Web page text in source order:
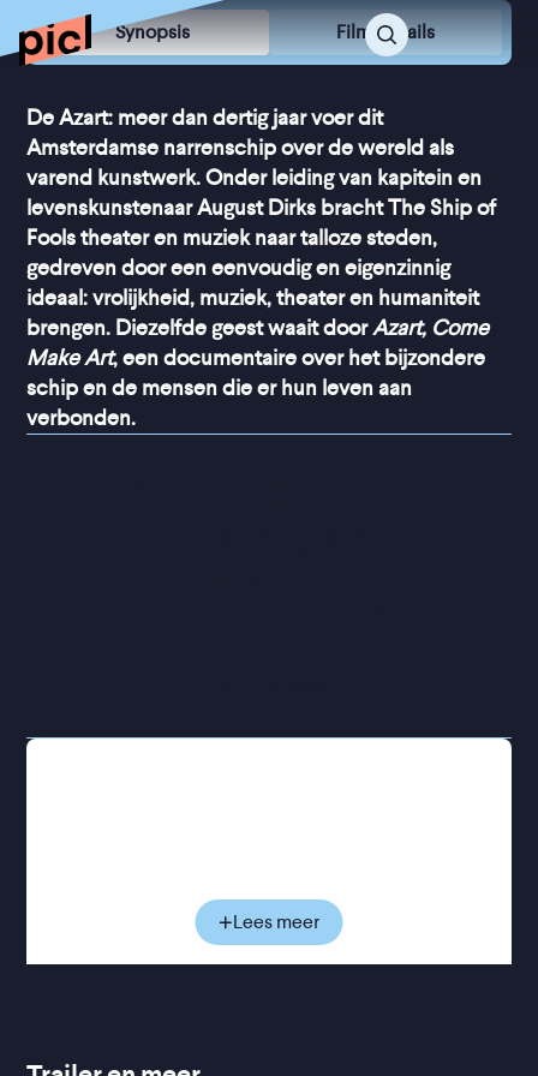
Synopsis Film Details
De Azart: meer dan dertig jaar voer dit
Amsterdamse narrenschip over de wereld als
varend kunstwerk. Onder leiding van kapitein en
levenskunstenaar August Dirks bracht The Ship of
Fools theater en muziek naar talloze steden,
gedreven door een eenvoudig en eigenzinnig
ideaal: vrolijkheid, muziek, theater en humaniteit
brengen. Diezelfde geest waait doorAzart, Come
Make Art, een documentaire over het bijzondere
schip en de mensen die er hun leven aan
verbonden.
August wilde de oude VOC-route opnieuw varen,
tot een begrip in Amsterdam en ver daarbuiten. Als
het noodlot toeslaat, vindt hij voor het schip een
laatste spectaculaire bestemming, waar het
Lees meer